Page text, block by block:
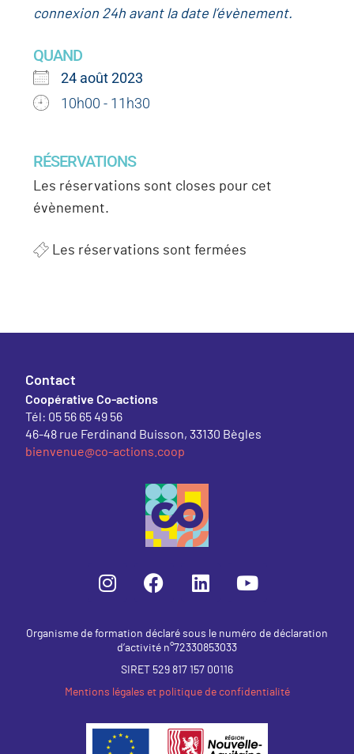
connexion 24h avant la date l’évènement.
QUAND
24 août 2023
10h00 - 11h30
RÉSERVATIONS
Les réservations sont closes pour cet
évènement.
Les réservations sont fermées
Contact
Coopérative Co-actions
Tél: 05 56 65 49 56
46-48 rue Ferdinand Buisson, 33130 Bègles
bienvenue@co-actions.coop
Organisme de formation déclaré sous le numéro de déclaration
d’activité n°72330853033
SIRET 529 817 157 00116
Mentions légales et politique de confidentialité